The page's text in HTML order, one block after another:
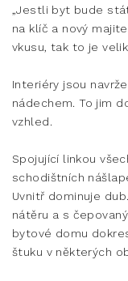
„Jestli byt bude
na klíč a nový
vkusu, tak to je
Interiéry jsou
nádechem. To jim
vzhled.
Spojující linkou
schodištních
Uvnitř dominuje
nátěru a s
bytové domu
štuku v některých